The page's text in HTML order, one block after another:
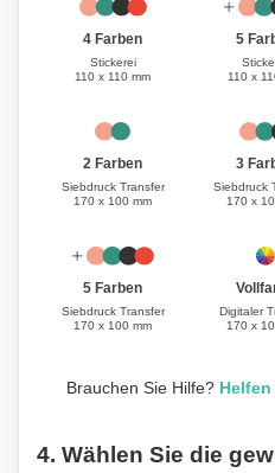
4 Farben
Stickerei
110 x 110 mm
5
110 x
2 Farben
Siebdruck Transfer
170 x 100 mm
3
Siebdruck
170 x
5 Farben
Siebdruck Transfer
170 x 100 mm
Digitaler
170 x
Brauchen Sie Hilfe?
4. Wählen Sie die